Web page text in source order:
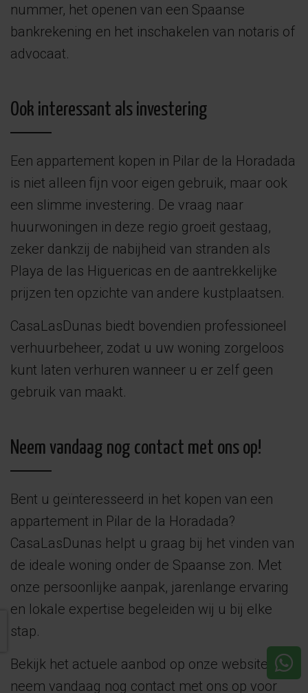
nummer, het openen van een Spaanse
bankrekening en het inschakelen van notaris of
advocaat.
Ook interessant als investering
Een appartement kopen in Pilar de la Horadada
is niet alleen fijn voor eigen gebruik, maar ook
een slimme investering. De vraag naar
huurwoningen in deze regio groeit gestaag,
zeker dankzij de nabijheid van stranden als
Playa de las Higuericas en de aantrekkelijke
prijzen ten opzichte van andere kustplaatsen.
CasaLasDunas biedt bovendien professioneel
verhuurbeheer, zodat u uw woning zorgeloos
kunt laten verhuren wanneer u er zelf geen
gebruik van maakt.
Neem vandaag nog contact met ons op!
Bent u geïnteresseerd in het kopen van een
appartement in Pilar de la Horadada?
CasaLasDunas helpt u graag bij het vinden van
de ideale woning onder de Spaanse zon. Met
onze persoonlijke aanpak, jarenlange ervaring
en lokale expertise begeleiden wij u bij elke
stap.
Bekijk het actuele aanbod op onze website of
neem vandaag nog contact met ons op voor